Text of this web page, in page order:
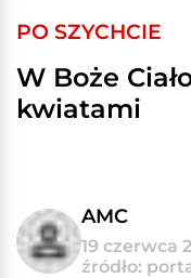
PO SZYCHCIE
W Boże
kwiatami
AMC
19 czerwca
źródło: